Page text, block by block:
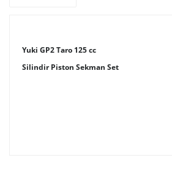
Yuki GP2 Taro 125 cc
Silindir Piston Sekman Set